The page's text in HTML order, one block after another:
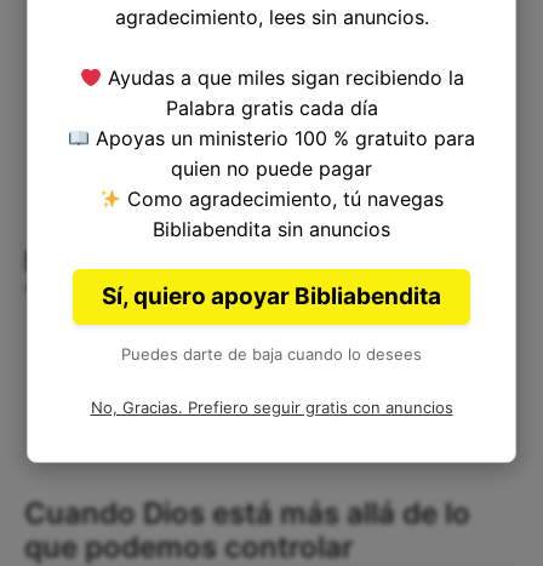
Estudio y Comentario Bíblico de
1ra. de Samuel 6
Cuando Dios está más allá de lo
que podemos controlar
agradecimiento, lees sin anuncios.
Ayudas a que miles sigan recibiendo la
Palabra gratis cada día
Apoyas un ministerio 100 % gratuito para
quien no puede pagar
Como agradecimiento, tú navegas
Bibliabendita sin anuncios
Sí, quiero apoyar Bibliabendita
Puedes darte de baja cuando lo desees
No, Gracias. Prefiero seguir gratis con anuncios